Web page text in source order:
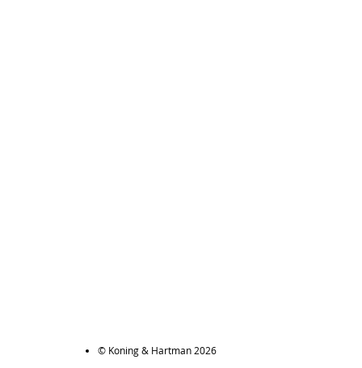
© Koning & Hartman 2026